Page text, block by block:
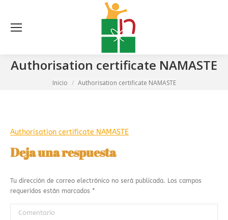
Authorisation certificate NAMASTE
Estás aquí:
Inicio Authorisation certificate NAMASTE
Authorisation certificate NAMASTE
Deja una respuesta
Tu dirección de correo electrónico no será publicada. Los campos
requeridos están marcados *
Comentario